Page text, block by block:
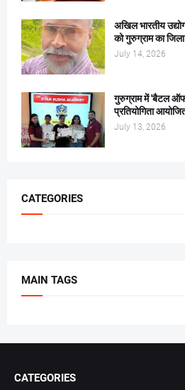
अखिल भारतीय
को गुरुग्राम का
July 14, 2026
गुरुग्राम में 'बैटल
प्रतियोगिता
July 13, 2026
CATEGORIES
MAIN TAGS
CATEGORIES